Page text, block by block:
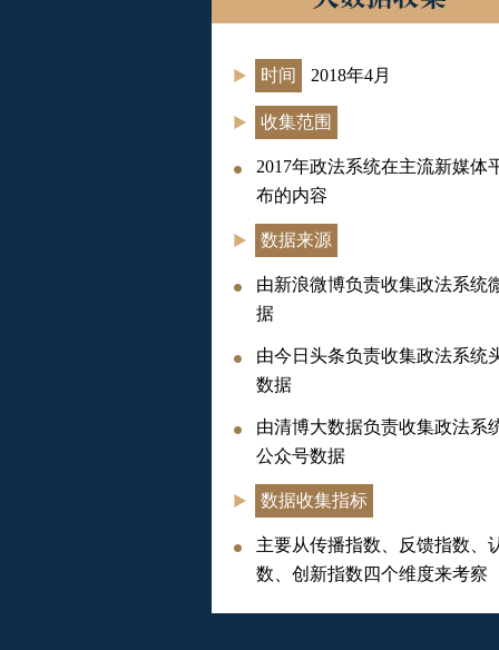
时间 2018年4月
收集范围
2017年政法系统在主流新媒体
布的内容
数据来源
由新浪微博负责收集政法系统
据
由今日头条负责收集政法系统
数据
由清博大数据负责收集政法系
公众号数据
数据收集指标
主要从传播指数、反馈指数、
数、创新指数四个维度来考察